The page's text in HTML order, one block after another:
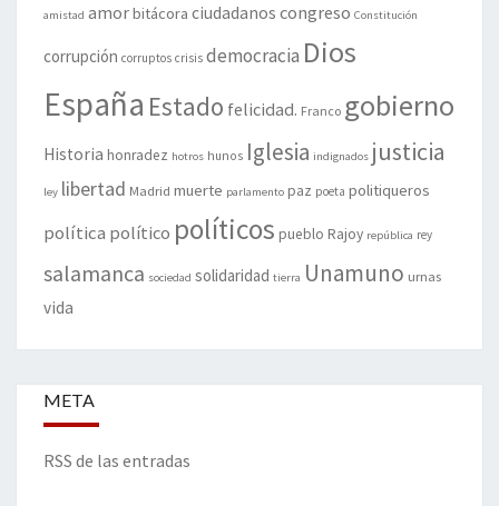
amistad amorbitácora ciudadanos congreso Constitución
corrupción corruptos crisis democracia Dios
España Estado felicidad. Franco gobierno
Historia honradez hotros hunos Iglesia indignados justicia
ley libertad Madrid muerte parlamento paz poeta politiqueros
política político políticos pueblo Rajoy república rey
salamanca sociedad solidaridad tierra Unamuno urnas
vida
META
RSS de las entradas